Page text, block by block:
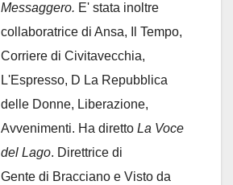
Messaggero. E' stata inoltre
collaboratrice di Ansa, Il Tempo,
Corriere di Civitavecchia,
L'Espresso, D La Repubblica
delle Donne, Liberazione,
Avvenimenti. Ha diretto La Voce
del Lago. Direttrice di
Gente di Bracciano e Visto da